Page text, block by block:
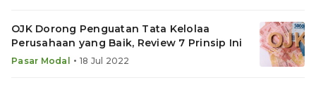
OJK Dorong Penguatan Tata Kelolaa
Perusahaan yang Baik, Review 7 Prinsip Ini
Pasar Modal • 18 Jul 2022